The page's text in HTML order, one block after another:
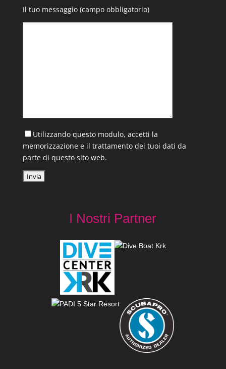
Il tuo messaggio (campo obbligatorio)
Utilizzando questo modulo, accetti la
memorizzazione e il trattamento dei tuoi dati da
parte di questo sito web.
I Nostri Partner